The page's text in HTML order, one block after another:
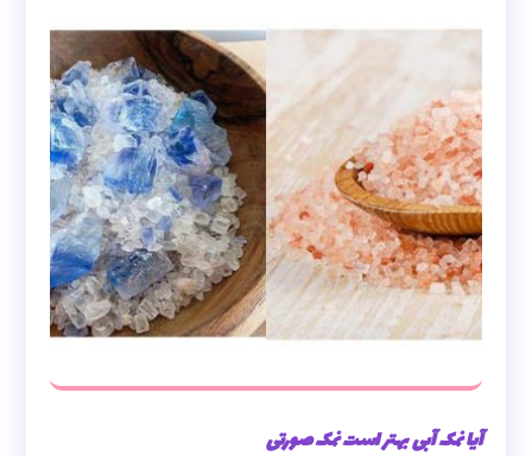
آیا نمک آبی بهتر است نمک صورتی